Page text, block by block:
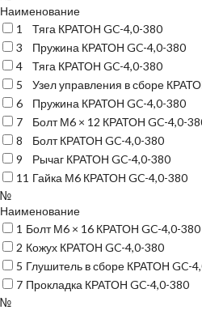
Наименование
1
Тяга КРАТОН GC-4,0-380
3
Пружина КРАТОН GC-4,0-380
4
Тяга КРАТОН GC-4,0-380
5
Узел управления в сборе
6
Пружина КРАТОН GC-4,0-380
7
Болт М6 × 12 КРАТОН GC-4,0-
8
Болт КРАТОН GC-4,0-380
9
Рычаг КРАТОН GC-4,0-380
11 Гайка М6 КРАТОН GC-4,0-380
№
Наименование
1 Болт М6 × 16 КРАТОН GC-4,0-380
2 Кожух КРАТОН GC-4,0-380
5 Глушитель в сборе КРАТОН GC-
7 Прокладка КРАТОН GC-4,0-380
№